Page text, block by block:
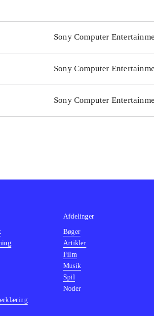
.
Sony Computer
Sony Computer
Sony Computer
Afdelinger
Bøger
Artikler
Film
Musik
Spil
Noder